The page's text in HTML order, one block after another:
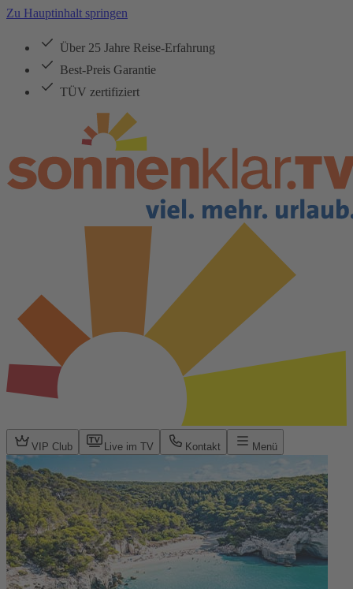
Zu Hauptinhalt springen
Über 25 Jahre Reise-Erfahrung
Best-Preis Garantie
TÜV zertifiziert
VIP Club Live im TV Kontakt Menü